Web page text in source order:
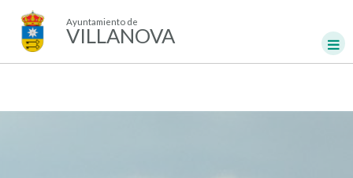
Ayuntamiento de
VILLANOVA